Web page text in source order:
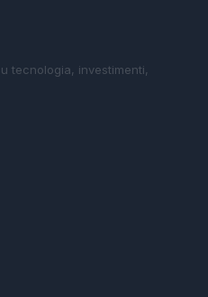
tecnologia, investimenti,